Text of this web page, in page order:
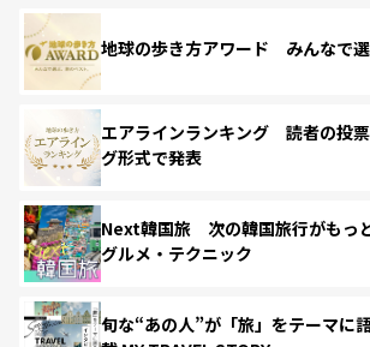
地球の歩き方アワード みんなで選
エアラインランキング 読者の投
グ形式で発表
Next韓国旅 次の韓国旅行がもっ
グルメ・テクニック
旬な“あの人”が「旅」をテーマに